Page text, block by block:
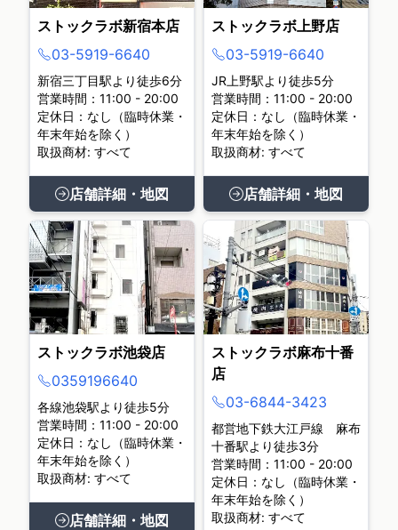
ストックラボ新宿本店
03-5919-6640
新宿三丁目駅より徒歩6分
営業時間：11:00 - 20:00
定休日：なし（臨時休業・
年末年始を除く）
取扱商材: すべて
店舗詳細・地図
ストックラボ上野店
03-5919-6640
JR上野駅より徒歩5分
営業時間：11:00 - 20:00
定休日：なし（臨時休業・
年末年始を除く）
取扱商材: すべて
店舗詳細・地図
ストックラボ池袋店
0359196640
各線池袋駅より徒歩5分
営業時間：11:00 - 20:00
定休日：なし（臨時休業・
年末年始を除く）
取扱商材: すべて
店舗詳細・地図
ストックラボ麻布十番
店
03-6844-3423
都営地下鉄大江戸線 麻布
十番駅より徒歩3分
営業時間：11:00 - 20:00
定休日：なし（臨時休業・
年末年始を除く）
取扱商材: すべて